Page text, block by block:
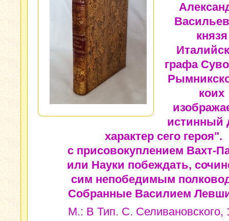
князя
графа
коих
истинный
характер сего героя".
с присовокуплением Вахт-
или Науки побеждать,
сим непобедимым
Собранные Василием
М.: В Тип. С. Селивановского,